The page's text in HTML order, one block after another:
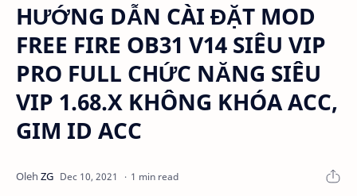
HƯỚNG DẪN CÀI ĐẶT MOD
FREE FIRE OB31 V14 SIÊU VIP
PRO FULL CHỨC NĂNG SIÊU
VIP 1.68.X KHÔNG KHÓA ACC,
GIM ID ACC
1 min read